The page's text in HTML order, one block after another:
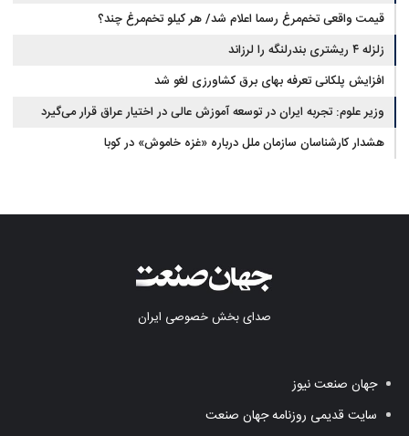
بوفالو از کجا وارد می‌شود؟/ هر کیلو بوفالو با چه قیمتی به فروش می‌رود؟
قیمت واقعی تخم‌مرغ رسما اعلام شد/ هر کیلو تخم‌مرغ چند؟
زلزله ۴ ریشتری بندرلنگه را لرزاند
افزایش پلکانی تعرفه بهای برق کشاورزی لغو شد
وزیر علوم: تجربه ایران در توسعه آموزش عالی در اختیار عراق قرار می‌گیرد
هشدار کارشناسان سازمان ملل درباره «غزه‌ خاموش» در کوبا
صدای بخش خصوصی ایران
جهان صنعت نیوز
سایت قدیمی روزنامه جهان صنعت